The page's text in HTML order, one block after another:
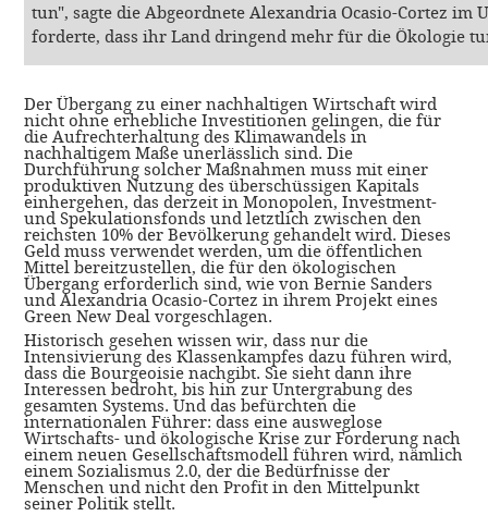
tun", sagte die Abgeordnete Alexandria Ocasio-Cortez im
forderte, dass ihr Land dringend mehr für die Ökologie
Der Übergang zu einer nachhaltigen Wirtschaft wird
nicht ohne erhebliche Investitionen gelingen, die für
die Aufrechterhaltung des Klimawandels in
nachhaltigem Maße unerlässlich sind. Die
Durchführung solcher Maßnahmen muss mit einer
produktiven Nutzung des überschüssigen Kapitals
einhergehen, das derzeit in Monopolen, Investment-
und Spekulationsfonds und letztlich zwischen den
reichsten 10% der Bevölkerung gehandelt wird. Dieses
Geld muss verwendet werden, um die öffentlichen
Mittel bereitzustellen, die für den ökologischen
Übergang erforderlich sind, wie von Bernie Sanders
und Alexandria Ocasio-Cortez in ihrem Projekt eines
Green New Deal vorgeschlagen.
Historisch gesehen wissen wir, dass nur die
Intensivierung des Klassenkampfes dazu führen wird,
dass die Bourgeoisie nachgibt. Sie sieht dann ihre
Interessen bedroht, bis hin zur Untergrabung des
gesamten Systems. Und das befürchten die
internationalen Führer: dass eine ausweglose
Wirtschafts- und ökologische Krise zur Forderung nach
einem neuen Gesellschaftsmodell führen wird, nämlich
einem Sozialismus 2.0, der die Bedürfnisse der
Menschen und nicht den Profit in den Mittelpunkt
seiner Politik stellt.